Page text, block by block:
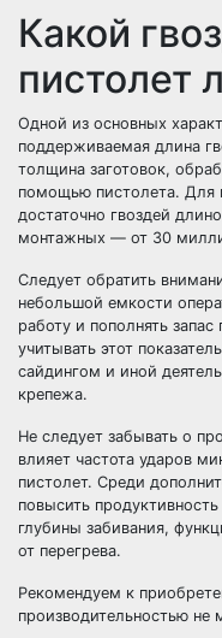
Какой
пистолет
Одной из основных
поддерживаемая длина
толщина заготовок,
помощью пистолета. Для
достаточно гвоздей
монтажных — от 30
Следует обратить
небольшой емкости
работу и пополнять
учитывать этот
сайдингом и иной
крепежа.
Не следует забывать о
влияет частота ударов
пистолет. Среди
повысить
глубины забивания,
от перегрева.
Рекомендуем к
производительностью не